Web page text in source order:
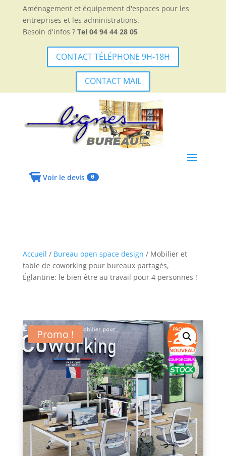
Aménagement et équipement d'espaces pour les
entreprises et les administrations.
Besoin d'infos ? Tel 04 94 44 28 05
CONTACT TÉLÉPHONE 9H-18H
CONTACT MAIL
Voir le devis 0
Accueil / Bureau open space design / Mobilier et
table de coworking pour bureaux partagés,
Églantine: le bien être au travail pour 4 personnes !
Promo !